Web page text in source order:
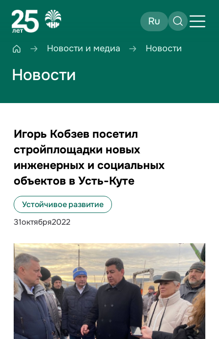
Ru
Новости и медиа Новости
Новости
Игорь Кобзев посетил
стройплощадки новых
инженерных и социальных
объектов в Усть-Куте
Устойчивое развитие
31октября2022